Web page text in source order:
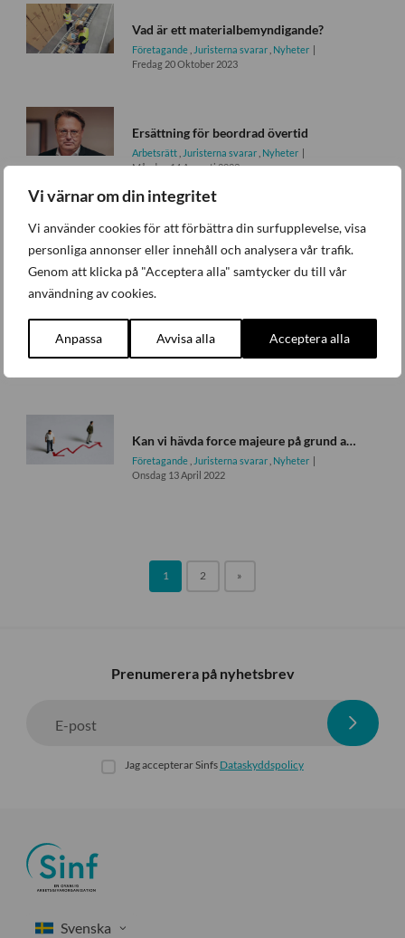
Vi värnar om din integritet
Vi använder cookies för att förbättra din surfupplevelse, visa
personliga annonser eller innehåll och analysera vår trafik.
Genom att klicka på "Acceptera alla" samtycker du till vår
användning av cookies.
Anpassa Avvisa alla Acceptera alla
Vad är ett materialbemyndigande?
Företagande Juristerna svarar Nyheter
Fredag 20 Oktober 2023
Ersättning för beordrad övertid
Arbetsrätt Juristerna svarar Nyheter
Måndag 14 Augusti 2023
Vad gäller när du laddar elbilen på jobbet?
Företagande,Juristerna svarar,Nyheter
Fredag 17 Februari 2023
Vad händer med företaget vid en skilsmässa?
Företagande,Juristerna svarar,Nyheter
Kan vi hävda force majeure på grund av kraftiga prisökningar på råvaror?
Företagande Juristerna svarar Nyheter
Onsdag 13 April 2022
1 2 »
Prenumerera på nyhetsbrev
E-post
Jag accepterar Sinfs Dataskyddspolicy